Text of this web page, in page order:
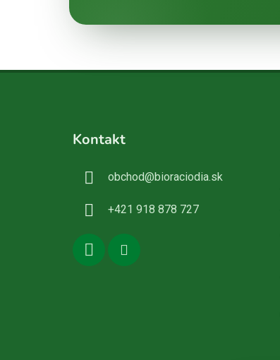
Kontakt
obchod@bioraciodia.sk
+421 918 878 727